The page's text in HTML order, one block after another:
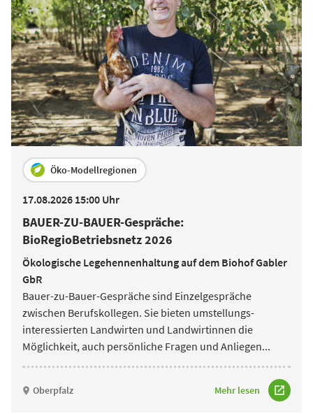
17.08.2026 15:00 Uhr
BAUER-ZU-BAUER-Gespräche:
BioRegioBetriebsnetz 2026
Öko-Modellregionen
Ökologische Legehennenhaltung auf dem Biohof Gabler
GbR
Bauer-zu-Bauer-Gespräche sind Einzelgespräche
zwischen Berufskollegen. Sie bieten umstellungs­
interessierten Landwirten und Landwirtinnen die
Möglichkeit, auch persönliche Fragen und Anliegen...
Oberpfalz Mehr lesen